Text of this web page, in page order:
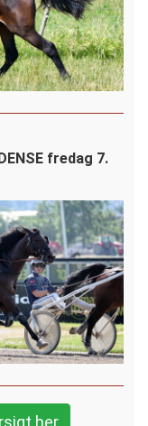
fredag 7.
her